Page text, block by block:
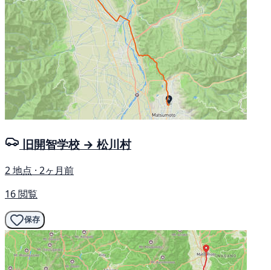
旧開智学校 → 松川村
2 地点 · 2ヶ月前
16 閲覧
保存